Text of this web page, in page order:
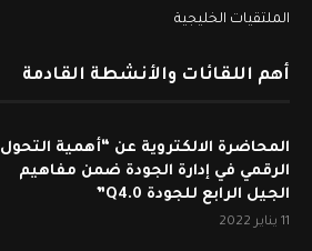
الملتقيات الخليجية
أهم اللقائات والأنشطة القادمة
المحاضرة الالكتروية عن “أهمية التحول
الرقمي في إدارة الجودة ضمن مفاهيم
الجيل الرابع للجودة Q4.0”
11 يناير 2022